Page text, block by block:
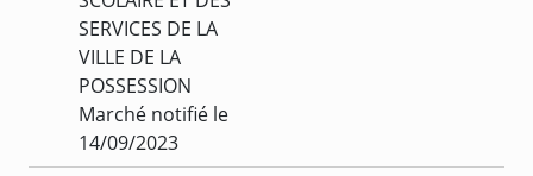
SERVICES DE LA
VILLE DE LA
POSSESSION
Marché notifié le
14/09/2023